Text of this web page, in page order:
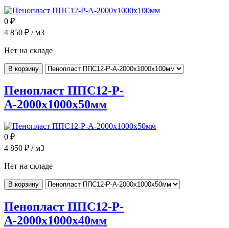
0 ₽
4 850 ₽ / м3
Нет на складе
В корзину
Пенопласт ППС12-Р-
А-2000x1000x50мм
0 ₽
4 850 ₽ / м3
Нет на складе
В корзину
Пенопласт ППС12-Р-
А-2000x1000x40мм